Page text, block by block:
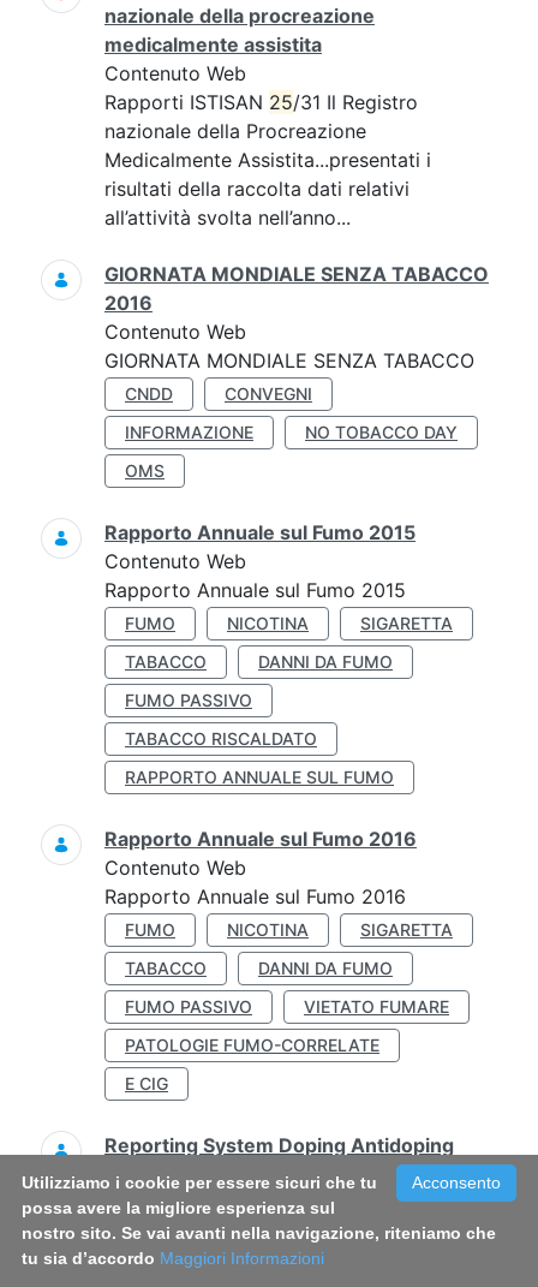
nazionale della procreazione
medicalmente assistita
Contenuto Web
Rapporti ISTISAN 25/31 Il Registro
nazionale della Procreazione
Medicalmente Assistita...presentati i
risultati della raccolta dati relativi
all’attività svolta nell’anno...
GIORNATA MONDIALE SENZA TABACCO
2016
Contenuto Web
GIORNATA MONDIALE SENZA TABACCO
CNDD
CONVEGNI
INFORMAZIONE
NO TOBACCO DAY
OMS
Rapporto Annuale sul Fumo 2015
Contenuto Web
Rapporto Annuale sul Fumo 2015
FUMO NICOTINA
SIGARETTA
TABACCO
DANNI DA FUMO
FUMO PASSIVO
TABACCO RISCALDATO
RAPPORTO ANNUALE SUL FUMO
Rapporto Annuale sul Fumo 2016
Contenuto Web
Rapporto Annuale sul Fumo 2016
FUMO NICOTINA
SIGARETTA
TABACCO
DANNI DA FUMO
FUMO PASSIVO
VIETATO FUMARE
PATOLOGIE FUMO-CORRELATE
E CIG
Reporting System Doping Antidoping
(RSDA) 2011
Contenuto Web
Reporting System 2011
LOTTA AL DOPING
Acconsento
Utilizziamo i cookie per essere sicuri che tu
possa avere la migliore esperienza sul
nostro sito. Se vai avanti nella navigazione, riteniamo che
tu sia d’accordo Maggiori Informazioni